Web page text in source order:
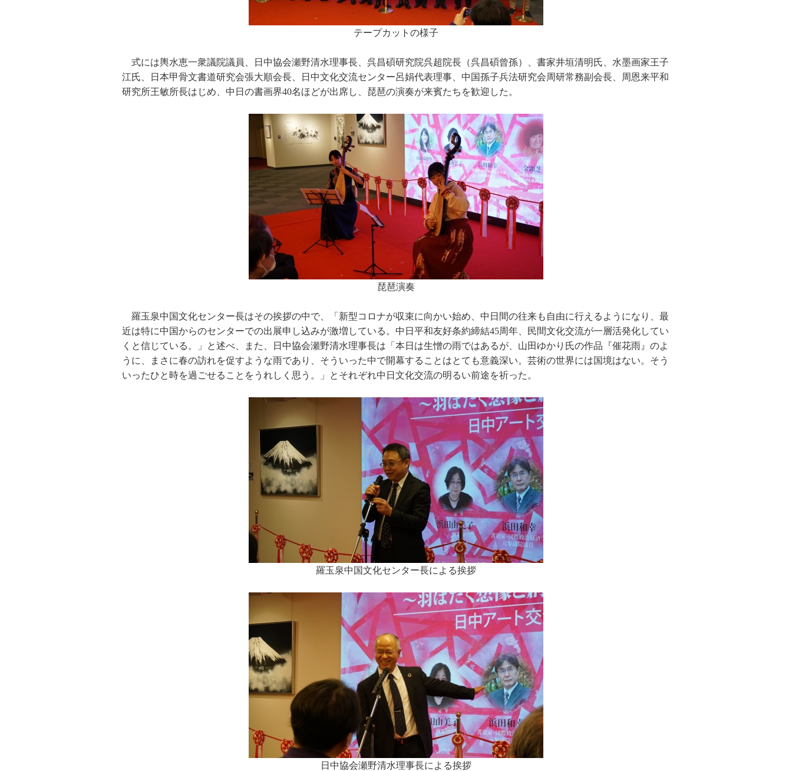
テープカットの様子
式には輿水恵一衆議院議員、日中協会瀬野清水理事長、呉昌碩研究院呉超院長（呉昌碩曾孫）、書家井垣清明氏、水墨画家王子
江氏、日本甲骨文書道研究会張大順会長、日中文化交流センター呂娟代表理事、中国孫子兵法研究会周研常務副会長、周恩来平和
研究所王敏所長はじめ、中日の書画界40名ほどが出席し、琵琶の演奏が来賓たちを歓迎した。
琵琶演奏
羅玉泉中国文化センター長はその挨拶の中で、「新型コロナが収束に向かい始め、中日間の往来も自由に行えるようになり、最
近は特に中国からのセンターでの出展申し込みが激増している。中日平和友好条約締結45周年、民間文化交流が一層活発化してい
くと信じている。」と述べ、また、日中協会瀬野清水理事長は「本日は生憎の雨ではあるが、山田ゆかり氏の作品『催花雨』のよ
うに、まさに春の訪れを促すような雨であり、そういった中で開幕することはとても意義深い。芸術の世界には国境はない。そう
いったひと時を過ごせることをうれしく思う。」とそれぞれ中日文化交流の明るい前途を祈った。
羅玉泉中国文化センター長による挨拶
日中協会瀬野清水理事長による挨拶